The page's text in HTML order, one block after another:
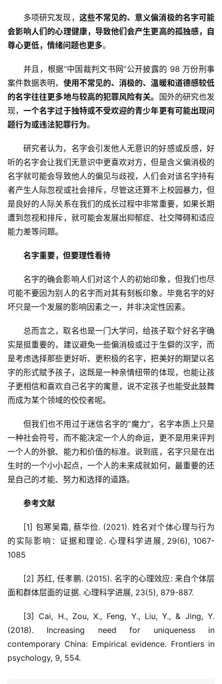
多项研究发现， 这些不常见的、意义偏消极的名字可能
会影响人们的心理健康，导致他们会产生更高的孤独感，自
尊心更低，情绪问题也更多。
并且，根据“中国裁判文书网”公开披露的 98 万份刑事
案件数据表明， 使用不常见的、消极的、温暖和道德感较低
的名字往往更多地与较高的犯罪风险有关。
国外的研究也发
现，一个名字过于独特或不受欢迎的青少年更有可能出现问
题行为或违法犯罪行为。
研究者认为，名字会引发他人无意识的好感或反感，好
听的名字会让我们无意识中更喜欢对方，但是含义偏消极的
名字就可能会导致他人的偏见与歧视，人们会对该名字持有
者产生人际忽视或社会排斥，尽管这还算不上校园暴力，但
是良好的人际关系在我们的成长过程中非常重要，如果长期
遭到忽视和排斥，就可能会发展出抑郁症、社交障碍和适应
能力差等问题。
名字重要，但要理性看待
名字的确会影响人们对这个人的初始印象，但我们也尽
可能不要因为别人的名字而对其有刻板印象。毕竟名字的好
坏只是一个发展的影响因素之一，并非决定性因素。
总而言之，取名也是一门大学问，给孩子取个好名字确
实是挺重要的，建议避免一些偏消极或过于生僻的汉字，而
是考虑选择那些更好听、更积极的名字，把美好的期望以名
字的形式赋予孩子，这既是一种亲情纽带的体现，也能让孩
子更相信和喜欢自己名字的寓意，说不定孩子也能受此鼓舞
而成为某个领域的佼佼者呢。
但我们也不用过于迷信名字的“魔力”，名字本质上只是
一种社会符号，而不能决定一个人的命运，更不是用来评判
一个人的外貌、能力和价值的标准。说到底，名字只是在出
生时的一个小小起点，一个人的未来成就如何，最重要的还
是自己的才能、努力和选择的道路。
参考文献
[1] 包寒吴霜, 蔡华俭. (2021). 姓名对个体心理与行为
的实际影响：证据和理论. 心理科学进展, 29(6), 1067-
1085
[2] 苏红, 任孝鹏. (2015). 名字的心理效应: 来自个体层
面和群体层面的证据. 心理科学进展, 23(5), 879-887.
[3] Cai, H., Zou, X., Feng, Y., Liu, Y., & Jing, Y.
(2018). Increasing need for uniqueness in
contemporary China: Empirical evidence. Frontiers in
psychology, 9, 554.